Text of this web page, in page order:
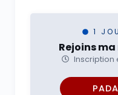
1
Rejoins
Inscription